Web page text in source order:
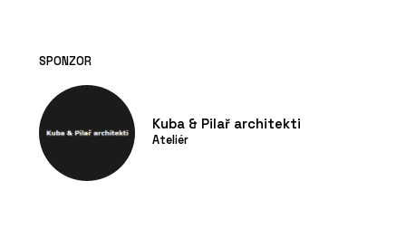
SPONZOR
Kuba & Pilař architekti
Ateliér